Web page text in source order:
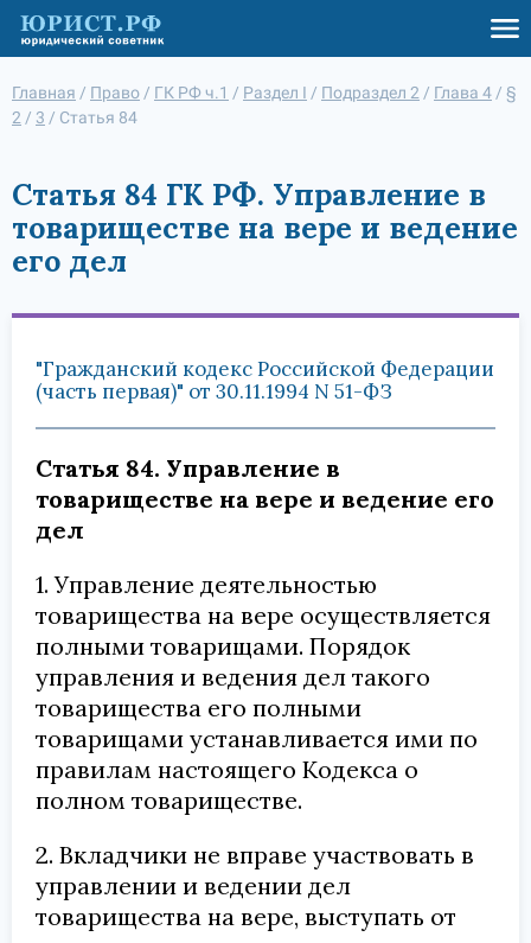
Главная / Право / ГК РФ ч.1 / Раздел I / Подраздел 2 / Глава 4 / §
2 / 3 / Статья 84
Статья 84 ГК РФ. Управление в
товариществе на вере и ведение
его дел
"Гражданский кодекс Российской Федерации
(часть первая)" от 30.11.1994 N 51-ФЗ
Статья 84. Управление в
товариществе на вере и ведение его
дел
1. Управление деятельностью
товарищества на вере осуществляется
полными товарищами. Порядок
управления и ведения дел такого
товарищества его полными
товарищами устанавливается ими по
правилам настоящего Кодекса о
полном товариществе.
2. Вкладчики не вправе участвовать в
управлении и ведении дел
товарищества на вере, выступать от